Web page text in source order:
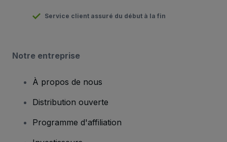
Service client assuré du début à la fin
Notre entreprise
À propos de nous
Distribution ouverte
Programme d'affiliation